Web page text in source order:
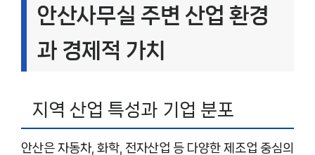
안산사무실 주변 산업 환경
과 경제적 가치
지역 산업 특성과 기업 분포
안산은 자동차, 화학, 전자산업 등 다양한 제조업 중심의